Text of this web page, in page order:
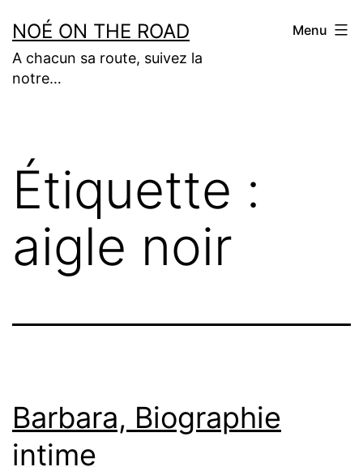
au
contenu
NOÉ ON THE ROAD
A chacun sa route, suivez la
notre…
Menu
Étiquette :
aigle noir
Barbara, Biographie
intime